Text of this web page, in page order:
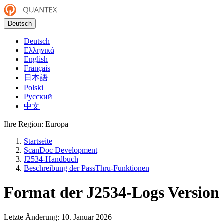
Deutsch
Deutsch
Ελληνικά
English
Français
日本語
Polski
Русский
中文
Ihre Region: Europa
Startseite
ScanDoc Development
J2534-Handbuch
Beschreibung der PassThru-Funktionen
Format der J2534-Logs Version
Letzte Änderung: 10. Januar 2026